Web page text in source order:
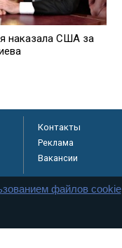
наказала США за
Контакты
Реклама
Вакансии
файлов cookie